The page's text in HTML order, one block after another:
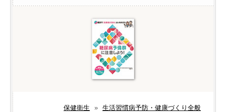
保健衛生 » 生活習慣病予防・健康づくり全般